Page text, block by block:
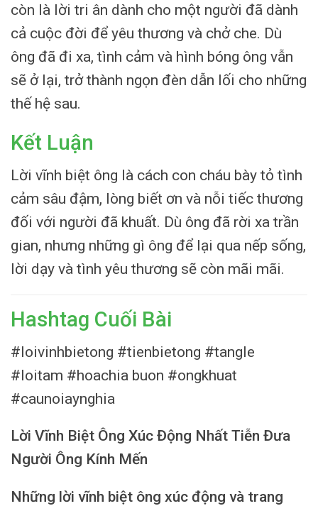
còn là lời tri ân dành cho một người đã dành
cả cuộc đời để yêu thương và chở che. Dù
ông đã đi xa, tình cảm và hình bóng ông vẫn
sẽ ở lại, trở thành ngọn đèn dẫn lối cho những
thế hệ sau.
Kết Luận
Lời vĩnh biệt ông là cách con cháu bày tỏ tình
cảm sâu đậm, lòng biết ơn và nỗi tiếc thương
đối với người đã khuất. Dù ông đã rời xa trần
gian, nhưng những gì ông để lại qua nếp sống,
lời dạy và tình yêu thương sẽ còn mãi mãi.
Hashtag Cuối Bài
#loivinhbietong #tienbietong #tangle
#loitam #hoachia buon #ongkhuat
#caunoiaynghia
Lời Vĩnh Biệt Ông Xúc Động Nhất Tiễn Đưa
Người Ông Kính Mến
Những lời vĩnh biệt ông xúc động và trang